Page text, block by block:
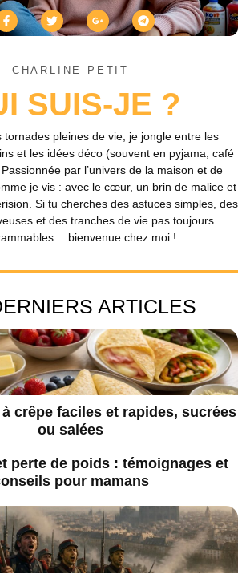
CHARLINE PETIT
SUIS-JE ?
tornades pleines de vie, je jongle entre les
et les idées déco (souvent en pyjama, café
par l’univers de la maison et de
je vis : avec le cœur, un brin de malice et
Si tu cherches des astuces simples, des
et des tranches de vie pas toujours
bienvenue chez moi !
ARTICLES
crêpe faciles et rapides, sucrées
ou salées
perte de poids : témoignages et
pour mamans